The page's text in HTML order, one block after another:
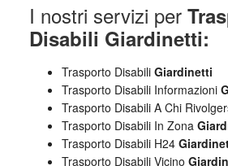
I nostri servizi per
Disabili Giardinetti:
Trasporto Disabili Giardinetti
Trasporto Disabili Informazioni
Trasporto Disabili A Chi
Trasporto Disabili In Zona
Trasporto Disabili H24
Trasporto Disabili Vicino